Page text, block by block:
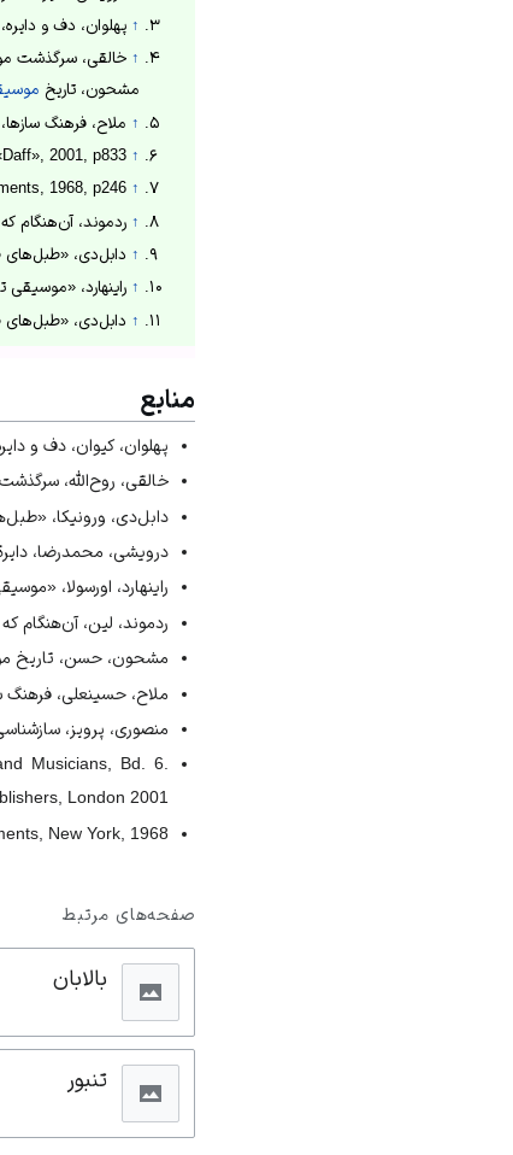
↑ پهلوان، دف و دایره، ۱۳۹۳ش، ص148.
↑ خالقی، سرگذشت موسیقی ایران،
مشحون، تاریخ
↑ ملاح، فرهنگ سازها، ۱۳۷۶ش، ص290.
↑
2001, p833.
↑
1968, p246.
↑ ردموند، آن‌هنگام که
↑ دابل‌دی، «طبل‌های
↑ راینهارد، «موسیقی
↑ دابل‌دی، «طبل‌های طوقه‌ای
منابع
پهلوان، کیوان، دف و دایره،
خالقی، روح‌الله، سرگذشت
دابل‌دی، ورونیکا، «طبل‌های
درویشی، محمدرضا،
راینهارد، اورسولا،
ردموند، لین، آن‌هنگام که
مشحون، حسن، تاریخ
ملاح، حسینعلی، فرهنگ
منصوری، پرویز،
Musicians, Bd. 6.
London 2001.
New York, 1968.
صفحه‌های مرتبط
بالابان
تنبور